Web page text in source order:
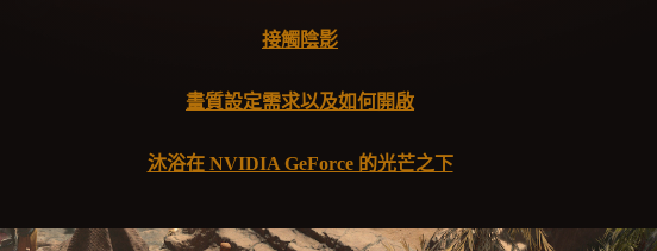
接觸陰影
畫質設定需求以及如何開啟
沐浴在 NVIDIA GeForce 的光芒之下